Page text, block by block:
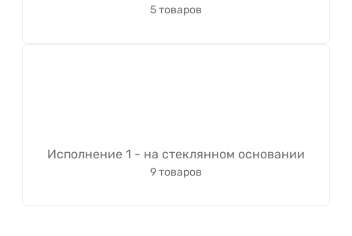
5 товаров
Исполнение 1 - на стеклянном основании
9 товаров